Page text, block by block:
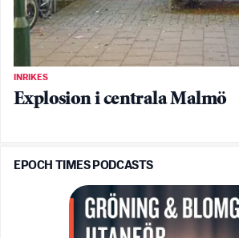
INRIKES
Explosion i centrala Malmö
EPOCH TIMES PODCASTS